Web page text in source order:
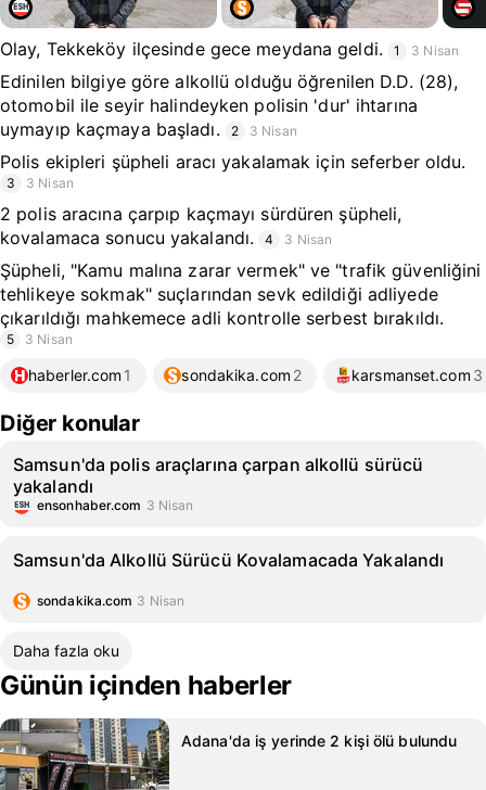
Olay, Tekkeköy ilçesinde gece meydana geldi. 1 3 Nisan
Edinilen bilgiye göre alkollü olduğu öğrenilen D.D. (28),
otomobil ile seyir halindeyken polisin 'dur' ihtarına
uymayıp kaçmaya başladı.
2 3 Nisan
Polis ekipleri şüpheli aracı yakalamak için seferber oldu.
3 3 Nisan
2 polis aracına çarpıp kaçmayı sürdüren şüpheli,
kovalamaca sonucu yakalandı.
4 3 Nisan
Şüpheli, "Kamu malına zarar vermek" ve "trafik güvenliğini
tehlikeye sokmak" suçlarından sevk edildiği adliyede
çıkarıldığı mahkemece adli kontrolle serbest bırakıldı.
5 3 Nisan
haberler.com 1 sondakika.com 2 karsmanset.com 3
Diğer konular
Samsun'da polis araçlarına çarpan alkollü sürücü
yakalandı
ensonhaber.com 3 Nisan
Samsun'da Alkollü Sürücü Kovalamacada Yakalandı
sondakika.com 3 Nisan
Daha fazla oku
Günün içinden haberler
Adana'da iş yerinde 2 kişi ölü bulundu